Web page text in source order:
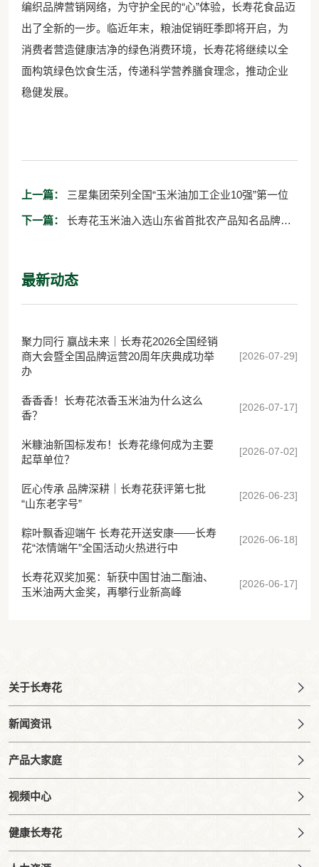
编织品牌营销网络，为守护全民的“心”体验，长寿花食品迈
出了全新的一步。临近年末，粮油促销旺季即将开启，为
消费者营造健康洁净的绿色消费环境，长寿花将继续以全
面构筑绿色饮食生活，传递科学营养膳食理念，推动企业
稳健发展。
上一篇： 三星集团荣列全国“玉米油加工企业10强”第一位
下一篇：
最新动态
聚力同行 赢战未来｜长寿花2026全国经销
商大会暨全国品牌运营20周年庆典成功举
办
[2026-07-29]
香香香！长寿花浓香玉米油为什么这么
香？
[2026-07-17]
米糠油新国标发布！长寿花缘何成为主要
起草单位？
[2026-07-02]
匠心传承 品牌深耕｜长寿花获评第七批
“山东老字号”
[2026-06-23]
粽叶飘香迎端午 长寿花开送安康——长寿
花“浓情端午”全国活动火热进行中
[2026-06-18]
长寿花双奖加冕：斩获中国甘油二酯油、
玉米油两大金奖，再攀行业新高峰
[2026-06-17]
关于长寿花
新闻资讯
产品大家庭
视频中心
健康长寿花